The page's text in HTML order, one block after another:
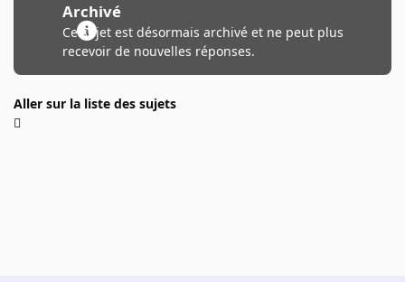
Archivé
Ce sujet est désormais archivé et ne peut plus
recevoir de nouvelles réponses.
Aller sur la liste des sujets